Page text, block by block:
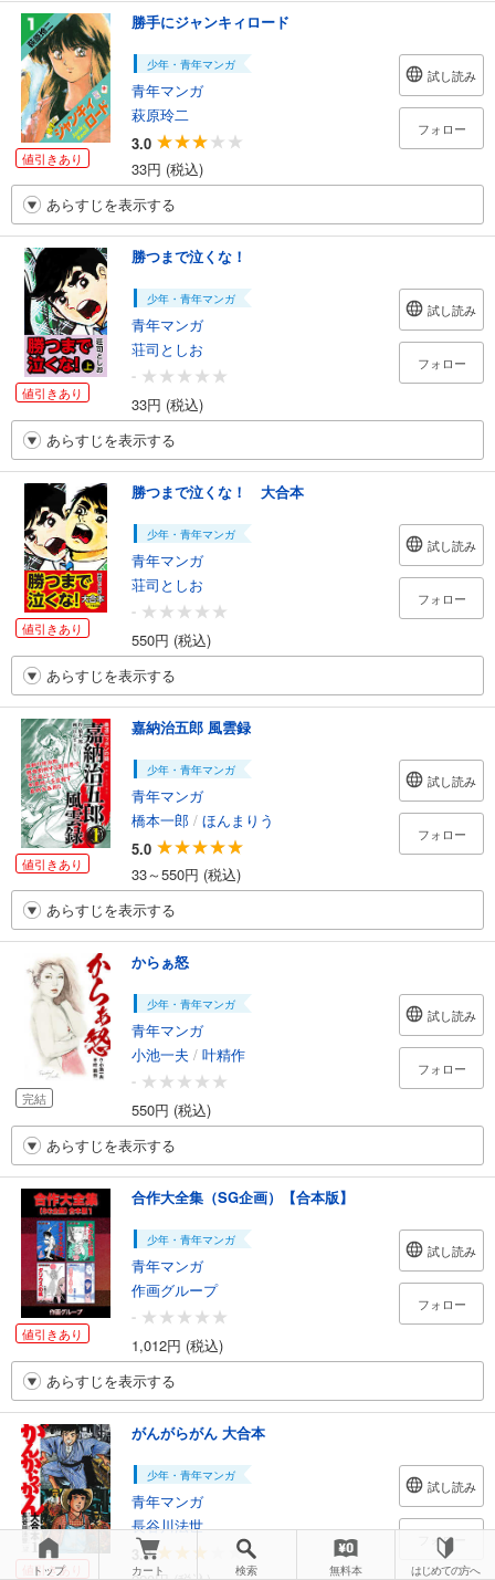
値引きあり
勝手にジャンキィロード
少年・青年マンガ
青年マンガ
萩原玲二
3.0
33円 (税込)
試し読み
フォロー
あらすじを表示する
値引きあり
勝つまで泣くな！
少年・青年マンガ
青年マンガ
荘司としお
-
33円 (税込)
試し読み
フォロー
あらすじを表示する
値引きあり
勝つまで泣くな！ 大合本
少年・青年マンガ
青年マンガ
荘司としお
-
550円 (税込)
試し読み
フォロー
あらすじを表示する
値引きあり
嘉納治五郎 風雲録
少年・青年マンガ
青年マンガ
橋本一郎 / ほんまりう
5.0
33～550円 (税込)
試し読み
フォロー
あらすじを表示する
完結
からぁ怒
少年・青年マンガ
青年マンガ
小池一夫 / 叶精作
-
550円 (税込)
試し読み
フォロー
あらすじを表示する
値引きあり
合作大全集（SG企画）【合本版】
少年・青年マンガ
青年マンガ
作画グループ
-
1,012円 (税込)
試し読み
フォロー
あらすじを表示する
値引きあり
がんがらがん 大合本
少年・青年マンガ
青年マンガ
長谷川法世
3.0
試し読み
フォロー
トップ カート 検索 無料本 はじめての方へ